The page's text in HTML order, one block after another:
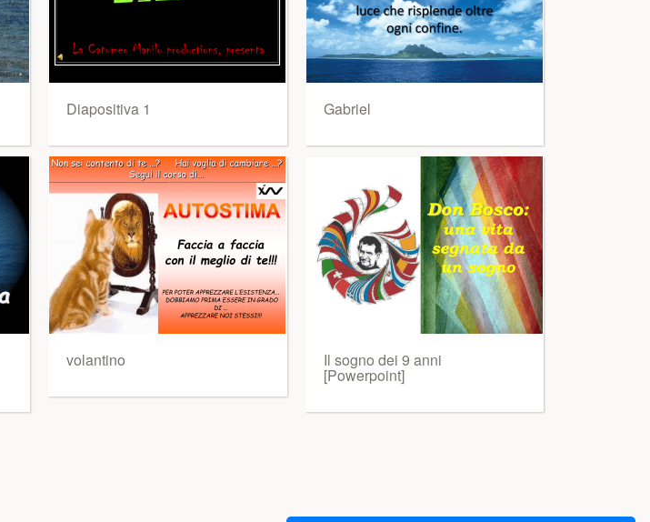
Diapositiva 1
volantino
Gabriel
Il sogno dei 9 anni
[Powerpoint]